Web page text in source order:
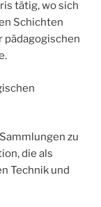
tätig, wo sich
Schichten
pädagogischen
zu
die als
Technik und